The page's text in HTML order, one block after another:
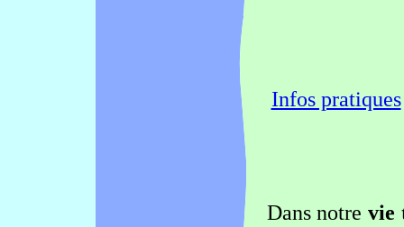
Infos pratiques
Dans notre vie